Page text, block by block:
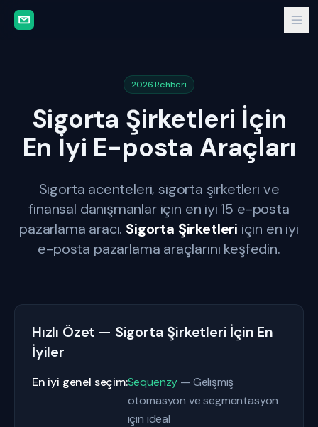
2026 Rehberi
Sigorta Şirketleri İçin
En İyi E-posta Araçları
Sigorta acenteleri, sigorta şirketleri ve
finansal danışmanlar için en iyi 15 e-posta
pazarlama aracı. Sigorta Şirketleri için en iyi
e-posta pazarlama araçlarını keşfedin.
Hızlı Özet — Sigorta Şirketleri İçin En
İyiler
En iyi genel seçim:Sequenzy — Gelişmiş
otomasyon ve segmentasyon
için ideal